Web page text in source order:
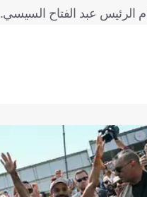
عبد الفتاح السيسي.